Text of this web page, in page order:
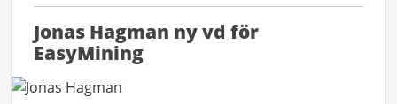
Jonas Hagman ny vd för
EasyMining